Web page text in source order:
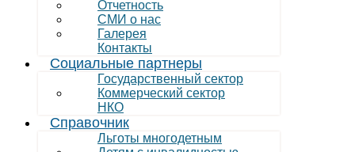
Отчетность
СМИ о нас
Галерея
Контакты
Социальные партнеры
Государственный сектор
Коммерческий сектор
НКО
Справочник
Льготы многодетным